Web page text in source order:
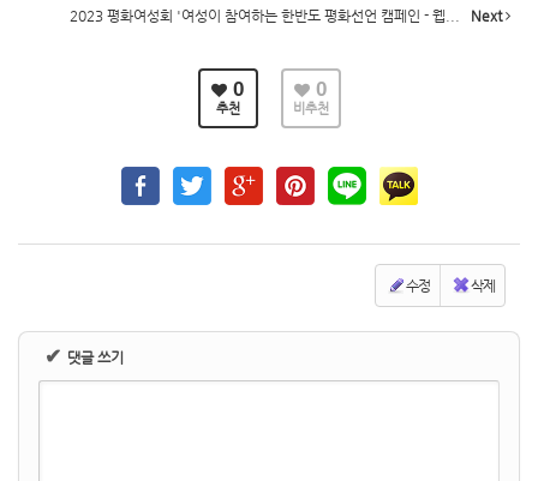
2023 평화여성회 '여성이 참여하는 한반도 평화선언 캠페인 - 웹... Next
0
추천
0
비추천
수정 삭제
✔ 댓글 쓰기